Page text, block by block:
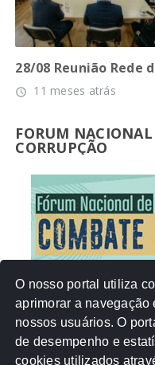
28/08 Reunião Rede
access_time 11 meses atrás
FORUM
CORRUPÇÃO
NUVEM DE TAGS
Acontece na Rede
O nosso portal utiliza
aprimorar a navegação
nossos usuários. O
de desempenho e
cookies utilizados